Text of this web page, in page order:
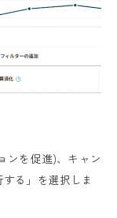
ンを促進)、キャン
る」を選択しま